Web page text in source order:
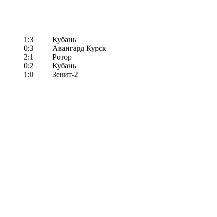
1:3
Кубань
0:3
Авангард Курск
2:1
Ротор
0:2
Кубань
1:0
Зенит-2